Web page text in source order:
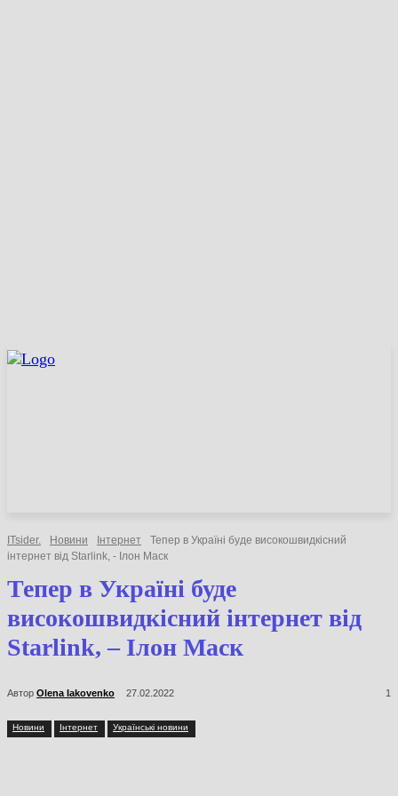
ITsider. Новини Інтернет
Тепер в Україні буде високошвидкісний
інтернет від ​Starlink, - Ілон Маск
Тепер в Україні буде
високошвидкісний інтернет
від ​Starlink, – Ілон Маск
Автор Olena Iakovenko 27.02.2022 1
Новини Інтернет Українські новини